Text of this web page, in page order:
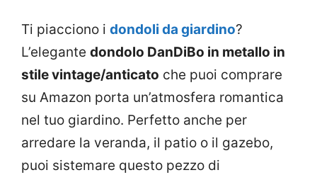
Ti piacciono i dondoli da giardino?
L’elegante dondolo DanDiBo in metallo in
stile vintage/anticato che puoi comprare
su Amazon porta un’atmosfera romantica
nel tuo giardino. Perfetto anche per
arredare la veranda, il patio o il gazebo,
puoi sistemare questo pezzo di